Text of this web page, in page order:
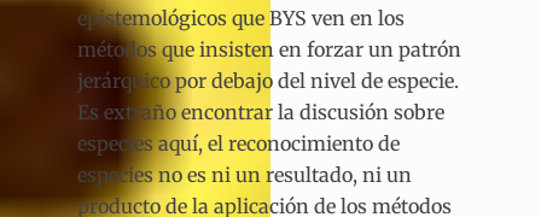
epistemológicos que BYS ven en los
métodos que insisten en forzar un patrón
jerárquico por debajo del nivel de especie.
Es extraño encontrar la discusión sobre
especies aquí, el reconocimiento de
especies no es ni un resultado, ni un
producto de la aplicación de los métodos